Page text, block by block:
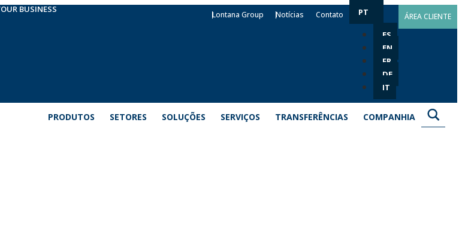
BUSINESS
Lontana Group Notícias Contato PT
ES
EN
FR
DE
IT
ÁREA CLIENTE
PRODUTOS SETORES SOLUÇÕES SERVIÇOS TRANSFERÊNCIAS COMPANHIA